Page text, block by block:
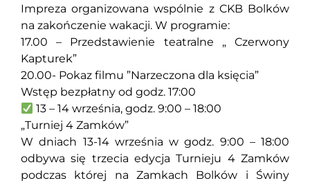
Impreza organizowana wspólnie z CKB Bolków
na zakończenie wakacji. W programie:
17.00 – Przedstawienie teatralne „ Czerwony
Kapturek”
20.00- Pokaz filmu ”Narzeczona dla księcia”
Wstęp bezpłatny od godz. 17:00
13 – 14 września, godz. 9:00 – 18:00
„Turniej 4 Zamków”
W dniach 13-14 września w godz. 9:00 – 18:00
odbywa się trzecia edycja Turnieju 4 Zamków
podczas której na Zamkach Bolków i Świny